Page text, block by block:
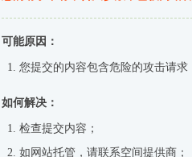
可能原因：
您提交的内容包含危险的攻击请求
如何解决：
检查提交内容；
如网站托管，请联系空间提供商；